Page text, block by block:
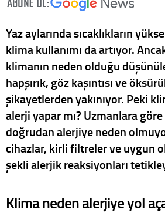
Yaz aylarında sıcaklıkların
klima kullanımı da artıyor.
klimanın neden olduğu
hapşırık, göz kaşıntısı ve
şikayetlerden yakınıyor. Peki
alerji yapar mı? Uzmanlara
doğrudan alerjiye neden
cihazlar, kirli filtreler ve uygun
şekli alerjik reaksiyonları
Klima neden alerjiye yol